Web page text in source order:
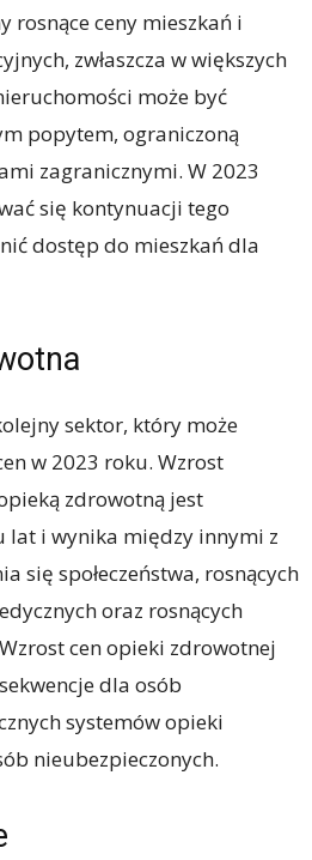
rosnące ceny mieszkań i
zwłaszcza w większych
może być
popytem, ograniczoną
zagranicznymi. W 2023
się kontynuacji tego
dostęp do mieszkań dla
sektor, który może
w 2023 roku. Wzrost
zdrowotną jest
lat i wynika między innymi z
się społeczeństwa, rosnących
oraz rosnących
cen opieki zdrowotnej
dla osób
systemów opieki
nieubezpieczonych.